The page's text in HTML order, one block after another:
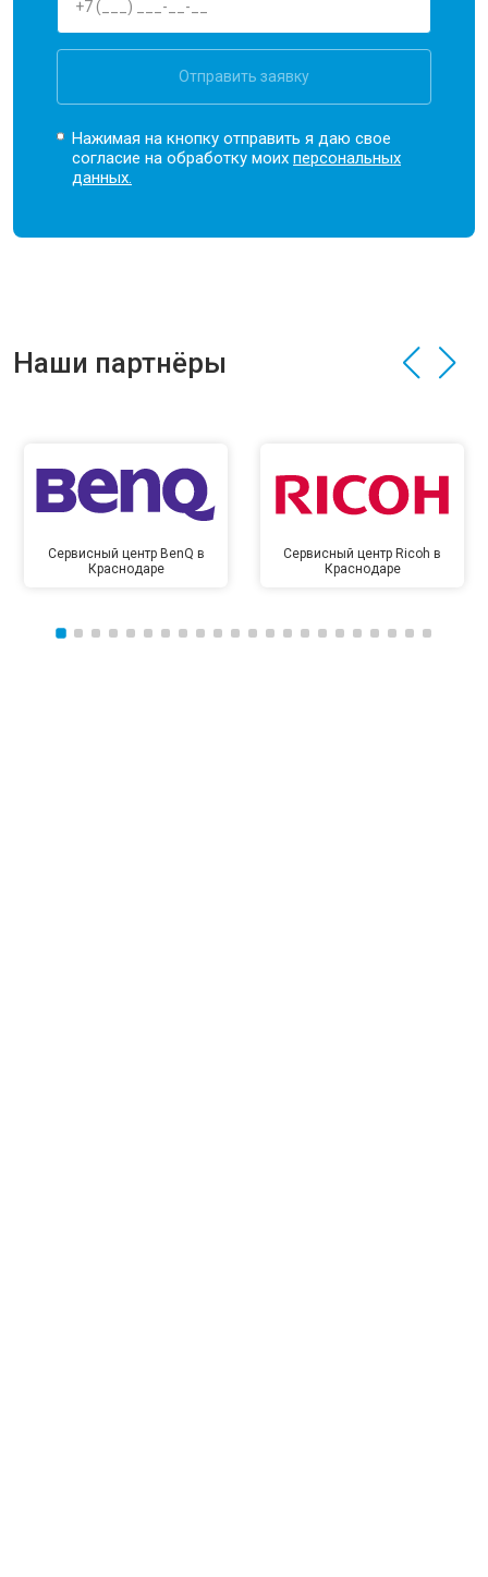
Отправить заявку
Нажимая на кнопку отправить я даю свое
согласие на обработку моихперсональных
данных.
Наши партнёры
Сервисный центр BenQ в
Краснодаре
Сервисный центр Ricoh в
Краснодаре